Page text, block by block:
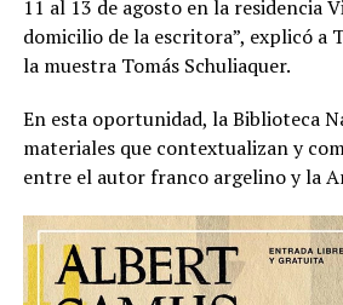
11 al 13 de agosto en la residencia
domicilio de la escritora”, explicó a
la muestra Tomás Schuliaquer.
En esta oportunidad, la Biblioteca
materiales que contextualizan y
entre el autor franco argelino y la